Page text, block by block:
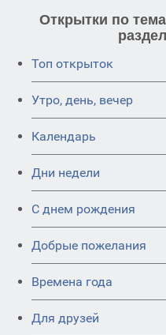
Открытки по
Топ открыток
Утро, день, вечер
Календарь
Дни недели
C днем рождения
Добрые пожелания
Времена года
Для друзей